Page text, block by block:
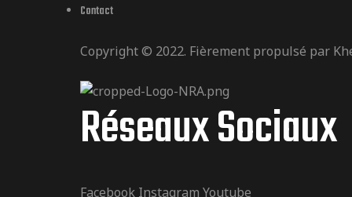
Contact
Copyright © 2022. Fièrement propulsé par
Réseaux Sociaux
Facebook Instagram Youtube